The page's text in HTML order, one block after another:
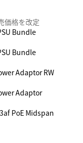
価格を改定
Bundle
Bundle
Adaptor RW
Adaptor
PoE Midspan